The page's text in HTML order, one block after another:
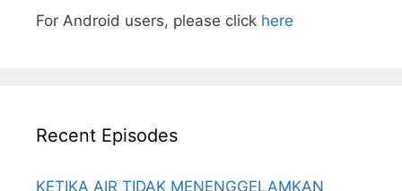
For Android users, please click here
Recent Episodes
KETIKA AIR TIDAK MENENGGELAMKAN